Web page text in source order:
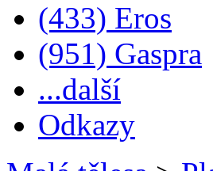
(433) Eros
(951) Gaspra
...další
Odkazy